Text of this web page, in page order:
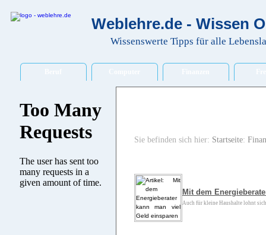
Weblehre.de - Wissen
Wissenswerte Tipps für alle
Sie befinden sich hier: Startseite:
Mit dem
Auch für kleine Haushalte lohnt sich